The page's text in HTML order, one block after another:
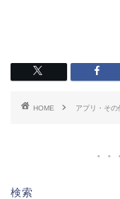
HOME アプリ・その
検索